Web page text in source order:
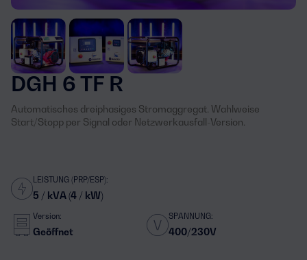
DGH 6 TF R
Automatisches dreiphasiges Stromaggregat. Wahlweise
Start/Stopp per Signal oder Netzwerkausfall-Version.
LEISTUNG (PRP/ESP):
5 / kVA (4 / kW)
Version:
Geöffnet
SPANNUNG:
400/230V